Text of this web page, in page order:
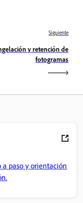
Siguiente
y retención de
fotogramas
paso y orientación